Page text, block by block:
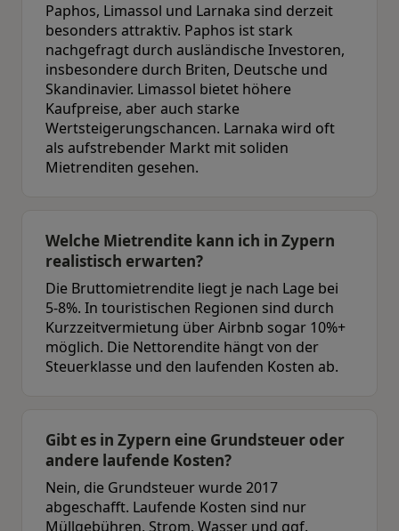
Paphos, Limassol und Larnaka sind derzeit
besonders attraktiv. Paphos ist stark
nachgefragt durch ausländische Investoren,
insbesondere durch Briten, Deutsche und
Skandinavier. Limassol bietet höhere
Kaufpreise, aber auch starke
Wertsteigerungschancen. Larnaka wird oft
als aufstrebender Markt mit soliden
Mietrenditen gesehen.
Welche Mietrendite kann ich in Zypern
realistisch erwarten?
Die Bruttomietrendite liegt je nach Lage bei
5-8%. In touristischen Regionen sind durch
Kurzzeitvermietung über Airbnb sogar 10%+
möglich. Die Nettorendite hängt von der
Steuerklasse und den laufenden Kosten ab.
Gibt es in Zypern eine Grundsteuer oder
andere laufende Kosten?
Nein, die Grundsteuer wurde 2017
abgeschafft. Laufende Kosten sind nur
Müllgebühren, Strom, Wasser und ggf.